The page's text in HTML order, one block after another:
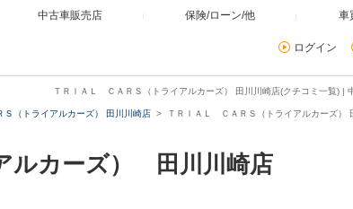
中古車販売店 保険/ローン/他 車
ログイン
ＴＲＩＡＬ ＣＡＲＳ（トライアルカーズ） 田川川崎店(クチコミ一覧) |
（トライアルカーズ） 田川川崎店 ＴＲＩＡＬ ＣＡＲＳ（トライアルカーズ）
ルカーズ） 田川川崎店